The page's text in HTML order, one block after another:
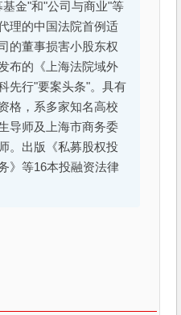
基金"和"公司与商业"等
理的中国法院首例适
的董事损害小股东权
布的《上海法院域外
先行"要案头条"。具有
格，系多家知名高校
导师及上海市商务委
。出版《私募股权投
》等16本投融资法律